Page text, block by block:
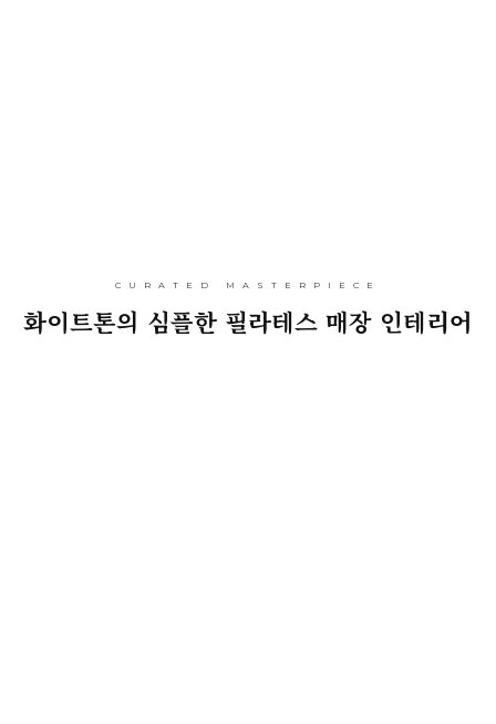
CURATED MASTERPIECE
화이트톤의 심플한 필라테스 매장 인테리어